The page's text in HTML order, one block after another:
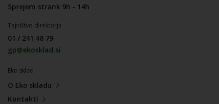
Sprejem strank 9h - 14h
Tajništvo direktorja
01 / 241 48 79
gp@ekosklad.si
Eko sklad
O Eko skladu
Kontakti